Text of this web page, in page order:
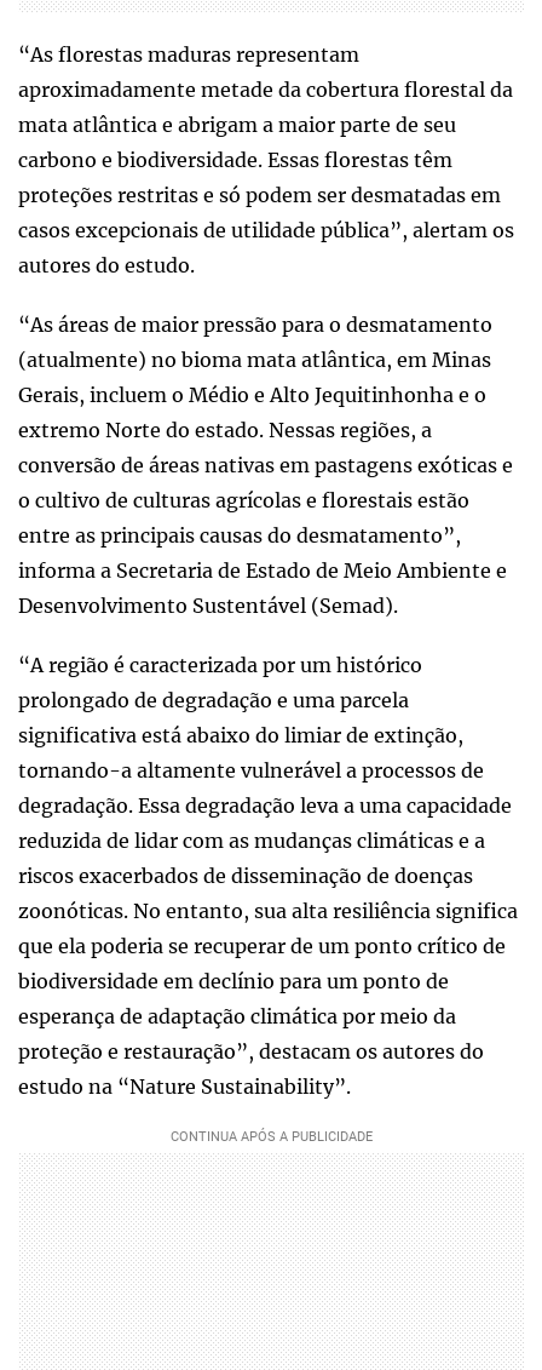
“As florestas maduras representam
aproximadamente metade da cobertura florestal da
mata atlântica e abrigam a maior parte de seu
carbono e biodiversidade. Essas florestas têm
proteções restritas e só podem ser desmatadas em
casos excepcionais de utilidade pública”, alertam os
autores do estudo.
“As áreas de maior pressão para o desmatamento
(atualmente) no bioma mata atlântica, em Minas
Gerais, incluem o Médio e Alto Jequitinhonha e o
extremo Norte do estado. Nessas regiões, a
conversão de áreas nativas em pastagens exóticas e
o cultivo de culturas agrícolas e florestais estão
entre as principais causas do desmatamento”,
informa a Secretaria de Estado de Meio Ambiente e
Desenvolvimento Sustentável (Semad).
“A região é caracterizada por um histórico
prolongado de degradação e uma parcela
significativa está abaixo do limiar de extinção,
tornando-a altamente vulnerável a processos de
degradação. Essa degradação leva a uma capacidade
reduzida de lidar com as mudanças climáticas e a
riscos exacerbados de disseminação de doenças
zoonóticas. No entanto, sua alta resiliência significa
que ela poderia se recuperar de um ponto crítico de
biodiversidade em declínio para um ponto de
esperança de adaptação climática por meio da
proteção e restauração”, destacam os autores do
estudo na “Nature Sustainability”.